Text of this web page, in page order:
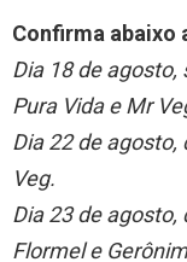
Confirma abaixo
Dia 18 de agosto,
Pura Vida e Mr
Dia 22 de agosto,
Veg.
Dia 23 de agosto,
Flormel e